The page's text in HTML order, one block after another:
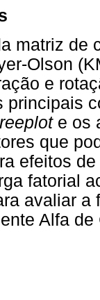
matriz de
Olson
e
principais
e os
que
efeitos
fatorial
avaliar
Alfa de